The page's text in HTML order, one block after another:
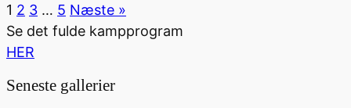
1 2 3 … 5 Næste »
Se det fulde kampprogram
HER
Seneste gallerier